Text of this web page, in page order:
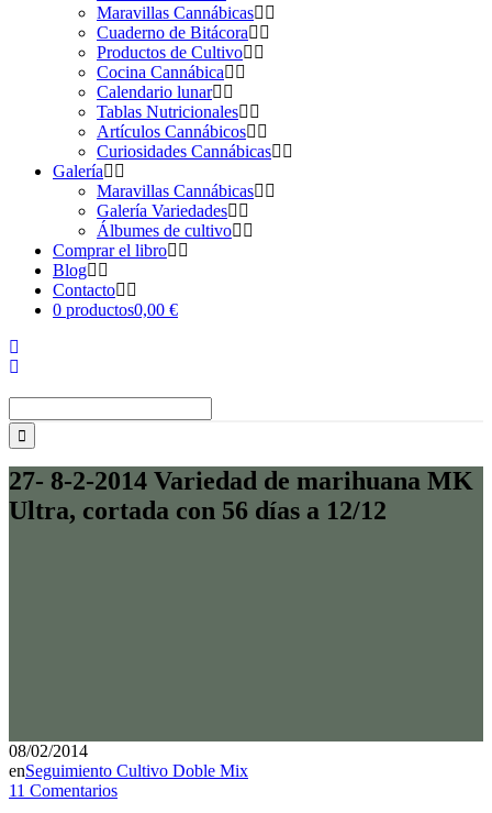
Maravillas Cannábicas
Cuaderno de Bitácora
Productos de Cultivo
Cocina Cannábica
Calendario lunar
Tablas Nutricionales
Artículos Cannábicos
Curiosidades Cannábicas
Galería
Maravillas Cannábicas
Galería Variedades
Álbumes de cultivo
Comprar el libro
Blog
Contacto
0 productos0,00 €
27- 8-2-2014 Variedad de marihuana MK
Ultra, cortada con 56 días a 12/12
08/02/2014
enSeguimiento Cultivo Doble Mix
11 Comentarios